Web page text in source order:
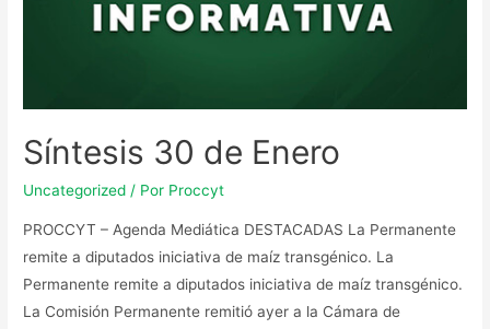
Síntesis 30 de Enero
Uncategorized / Por Proccyt
PROCCYT – Agenda Mediática DESTACADAS La Permanente
remite a diputados iniciativa de maíz transgénico. La
Permanente remite a diputados iniciativa de maíz transgénico.
La Comisión Permanente remitió ayer a la Cámara de